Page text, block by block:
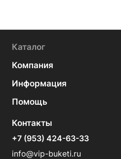
Каталог
Компания
Информация
Помощь
Контакты
+7 (953) 424-63-33
info@vip-buketi.ru